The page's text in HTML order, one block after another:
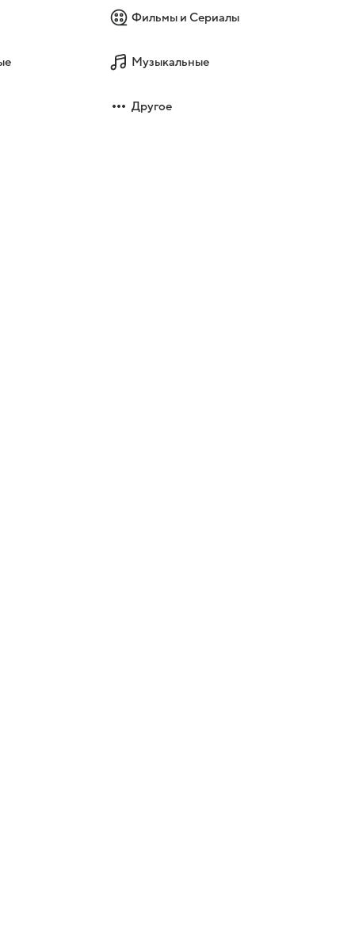
Фильмы и Сериалы
Музыкальные
Другое